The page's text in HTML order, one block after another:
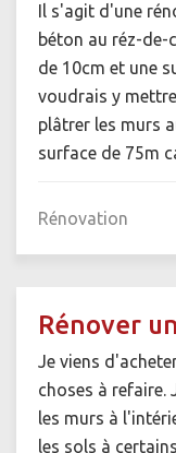
Il s'agit d'une
béton au réz-de-
de 10cm et une
voudrais y
plâtrer les murs
surface de 75m
Rénovation
Rénover
Je viens
choses à
les murs à
les sols à